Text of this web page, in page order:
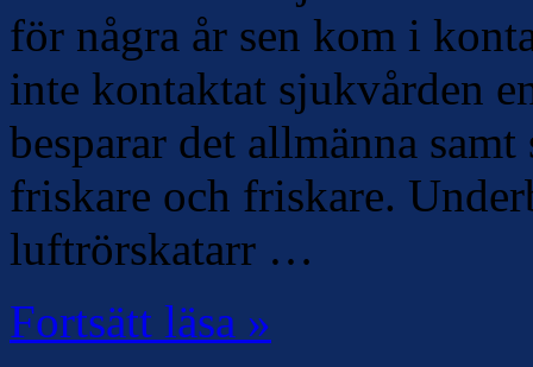
för några år sen kom i
inte kontaktat sjukvården
besparar det allmänna
friskare och friskare.
luftrörskatarr …
Fortsätt läsa »